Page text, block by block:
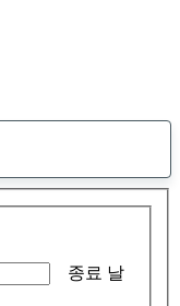
종료 날